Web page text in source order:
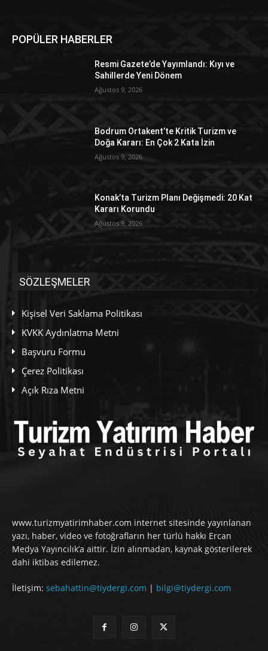
POPÜLER HABERLER
Resmi Gazete’de Yayımlandı: Kıyı ve
Sahillerde Yeni Dönem
Ağustos 9, 2026
Bodrum Ortakent’te Kritik Turizm ve
Doğa Kararı: En Çok 2 Kata İzin
Ağustos 9, 2026
Konak’ta Turizm Planı Değişmedi: 20 Kat
Kararı Korundu
Ağustos 9, 2026
SÖZLEŞMELER
Kişisel Veri Saklama Politikası
KVKK Aydınlatma Metni
Başvuru Formu
Çerez Politikası
Açık Rıza Metni
www.turizmyatirimhaber.com internet sitesinde yayınlanan
yazı, haber, video ve fotoğrafların her türlü hakkı Ercan
Medya Yayıncılık’a aittir. İzin alınmadan, kaynak gösterilerek
dahi iktibas edilemez.
İletişim: sebahattin@tiydergi.com | bilgi@tiydergi.com